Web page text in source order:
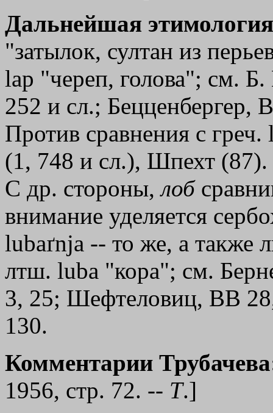
Дальнейшая
"затылок, султан из
lар "череп, голова"; см.
252 и сл.;
Против сравнения с греч.
(1, 748 и сл.), Шпехт
С др. стороны,лоб
внимание уделяется
lubaґnjа -- то же, а также
лтш. lubа "кора"; см.
3, 25; Шефтеловиц, ВВ
130.
Комментарии
1956, стр. 72. -- Т.]